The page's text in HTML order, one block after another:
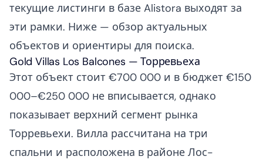
текущие листинги в базе Alistora выходят за
эти рамки. Ниже — обзор актуальных
объектов и ориентиры для поиска.
Gold Villas Los Balcones — Торревьеха
Этот объект стоит €700 000 и в бюджет €150
000–€250 000 не вписывается, однако
показывает верхний сегмент рынка
Торревьехи. Вилла рассчитана на три
спальни и расположена в районе Лос-